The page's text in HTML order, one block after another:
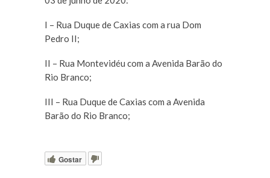
I – Rua Duque de Caxias com a rua Dom
Pedro II;
II – Rua Montevidéu com a Avenida Barão do
Rio Branco;
III – Rua Duque de Caxias com a Avenida
Barão do Rio Branco;
Gostar